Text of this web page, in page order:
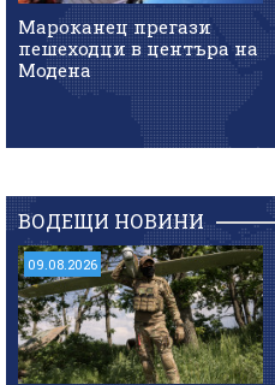
Мароканец прегази
пешеходци в центъра на
Модена
ВОДЕЩИ НОВИНИ
09.08.2026